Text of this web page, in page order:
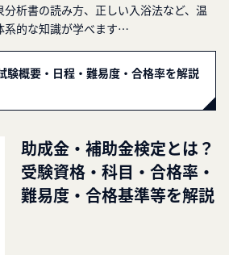
析書の読み方、正しい入浴法など、温
系的な知識が学べます…
験概要・日程・難易度・合格率を解説
助成金・補助金検定とは？
受験資格・科目・合格率・
難易度・合格基準等を解説